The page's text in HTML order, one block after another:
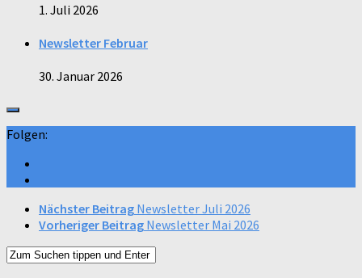
1. Juli 2026
Newsletter Februar
30. Januar 2026
Folgen:
Nächster Beitrag Newsletter Juli 2026
Vorheriger Beitrag Newsletter Mai 2026